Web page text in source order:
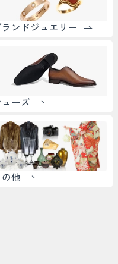
ランドジュエリー
ューズ
の他